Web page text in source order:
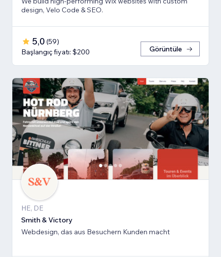
design, Velo Code & SEO.
5,0 (59)
Başlangıç fiyatı: $200
Görüntüle
HE, DE
Smith & Victory
Webdesign, das aus Besuchern Kunden macht